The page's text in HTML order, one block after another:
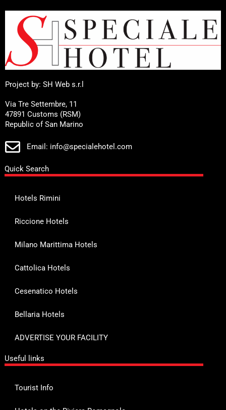
Project by: SH Web s.r.l
Via Tre Settembre, 11
47891 Customs (RSM)
Republic of San Marino
Email: info@specialehotel.com
Quick Search
Hotels Rimini
Riccione Hotels
Milano Marittima Hotels
Cattolica Hotels
Cesenatico Hotels
Bellaria Hotels
ADVERTISE YOUR FACILITY
Useful links
Tourist Info